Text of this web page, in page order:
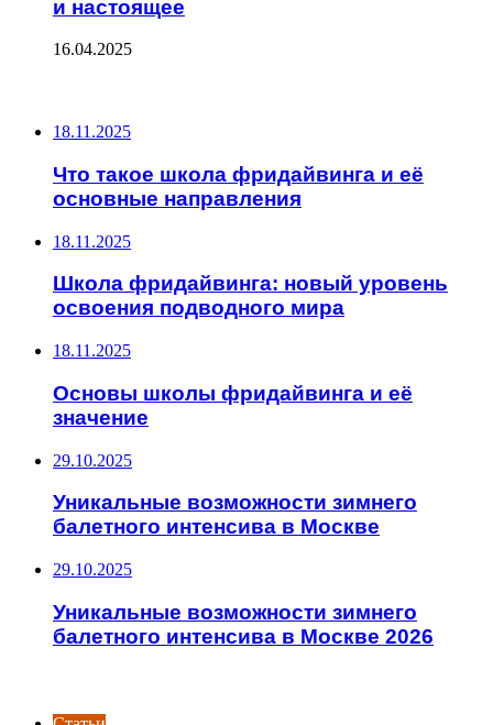
и настоящее
16.04.2025
18.11.2025
Что такое школа фридайвинга и её
основные направления
18.11.2025
Школа фридайвинга: новый уровень
освоения подводного мира
18.11.2025
Основы школы фридайвинга и её
значение
29.10.2025
Уникальные возможности зимнего
балетного интенсива в Москве
29.10.2025
Уникальные возможности зимнего
балетного интенсива в Москве 2026